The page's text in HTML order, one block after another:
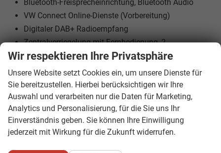
Bluetooth-Freisprecheinrichtung, Bluetooth Audio
VW Connect Online-Dienste (Vorbereitung)
Digitaler DAB+ Radioempfang
Zentralverriegelung mit Fernbedienung, 2
Klappschlüssel
Multifunktions-Lederlenkrad mit Schaltwippen
Elektromechanische Servolenkung mit variabler Kraft
je nach Geschwindigkeit
Lenkrad in Höhe und Länge verstellbar
Elektrische Fensterheber vorn und hinten
Elektrische Außenspiegel, beheizt, asphärisch auf der
Fahrerseite
Wir respektieren Ihre Privatsphäre
Unsere Website setzt Cookies ein, um unsere Dienste für
Sie bereitzustellen. Hierbei berücksichtigen wir Ihre
Auswahl und verarbeiten nur die Daten für Marketing,
Analytics und Personalisierung, für die Sie uns Ihr
Einverständnis geben. Sie können Ihre Einwilligung
jederzeit mit Wirkung für die Zukunft widerrufen.